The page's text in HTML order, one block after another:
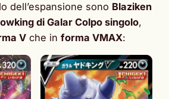
dell’espansione sono Blaziken
di Galar Colpo singolo,
V che in forma VMAX: